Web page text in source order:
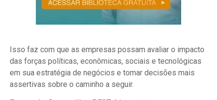
Isso faz com que as empresas possam avaliar o impacto
das forças políticas, econômicas, sociais e tecnológicas
em sua estratégia de negócios e tomar decisões mais
assertivas sobre o caminho a seguir.